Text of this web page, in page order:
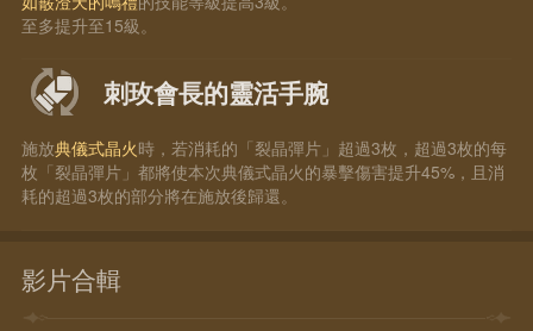
至多提升至15級。
刺玫會長的靈活手腕
施放典儀式晶火時，若消耗的「裂晶彈片」超過3枚，超過3枚的每
枚「裂晶彈片」都將使本次典儀式晶火的暴擊傷害提升45%，且消
耗的超過3枚的部分將在施放後歸還。
影片合輯